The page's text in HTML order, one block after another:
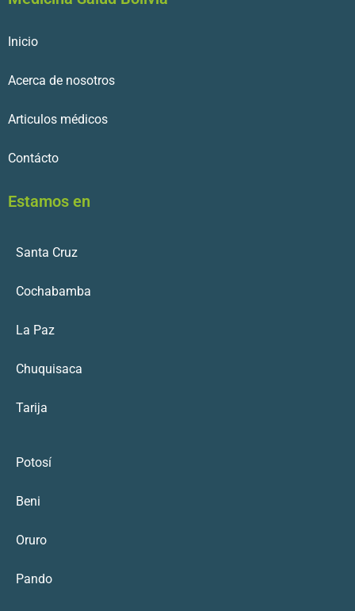
Inicio
Acerca de nosotros
Articulos médicos
Contácto
Estamos en
Santa Cruz
Cochabamba
La Paz
Chuquisaca
Tarija
Potosí
Beni
Oruro
Pando